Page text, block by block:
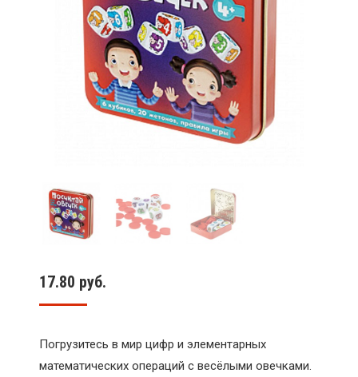
17.80 руб.
Погрузитесь в мир цифр и элементарных
математических операций с весёлыми овечками.